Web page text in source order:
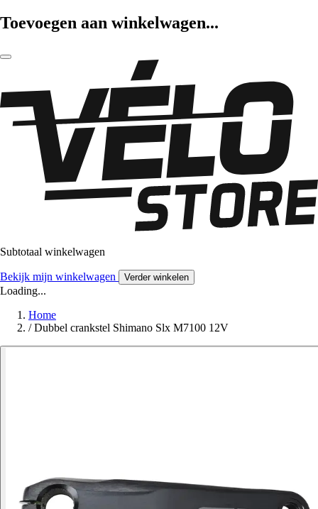
Toevoegen aan winkelwagen...
Subtotaal winkelwagen
Bekijk mijn winkelwagen Verder winkelen
Loading...
Home
/ Dubbel crankstel Shimano Slx M7100 12V